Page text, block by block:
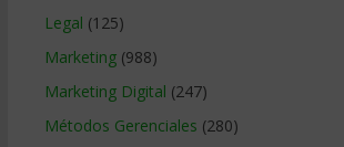
Legal (125)
Marketing(988)
Marketing Digital (247)
Métodos Gerenciales (280)